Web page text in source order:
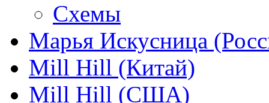
Схемы
Марья Искусница
Mill Hill (Китай)
Mill Hill (США)